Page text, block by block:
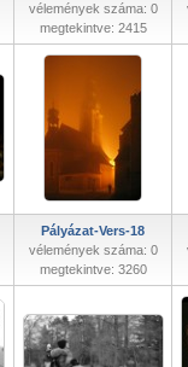
vélemények száma: 0
megtekintve: 2415
Pályázat-Vers-18
vélemények száma: 0
megtekintve: 3260